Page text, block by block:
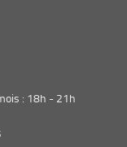
: 18h - 21h